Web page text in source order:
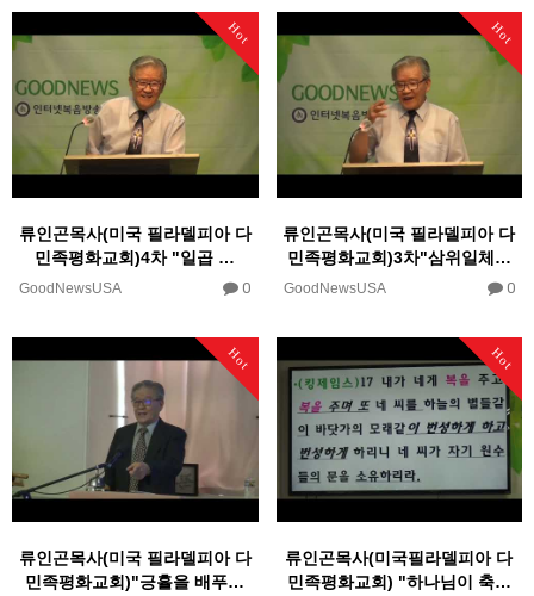
Hot
류인곤목사(미국 필라델피아 다
민족평화교회)4차 "일곱 …
GoodNewsUSA 0
Hot
류인곤목사(미국 필라델피아 다
민족평화교회)3차"삼위일체…
GoodNewsUSA 0
Hot
류인곤목사(미국 필라델피아 다
민족평화교회)"긍휼을 배푸…
Hot
류인곤목사(미국필라델피아 다
민족평화교회) "하나님이 축…